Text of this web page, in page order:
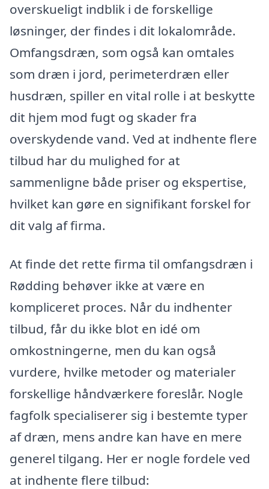
overskueligt indblik i de forskellige
løsninger, der findes i dit lokalområde.
Omfangsdræn, som også kan omtales
som dræn i jord, perimeterdræn eller
husdræn, spiller en vital rolle i at beskytte
dit hjem mod fugt og skader fra
overskydende vand. Ved at indhente flere
tilbud har du mulighed for at
sammenligne både priser og ekspertise,
hvilket kan gøre en signifikant forskel for
dit valg af firma.
At finde det rette firma til omfangsdræn i
Rødding behøver ikke at være en
kompliceret proces. Når du indhenter
tilbud, får du ikke blot en idé om
omkostningerne, men du kan også
vurdere, hvilke metoder og materialer
forskellige håndværkere foreslår. Nogle
fagfolk specialiserer sig i bestemte typer
af dræn, mens andre kan have en mere
generel tilgang. Her er nogle fordele ved
at indhente flere tilbud: